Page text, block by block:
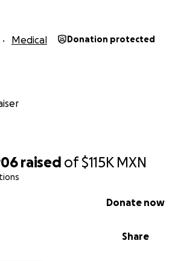
raised of$115K MXN
Share
Donate now
Medical Donation protected